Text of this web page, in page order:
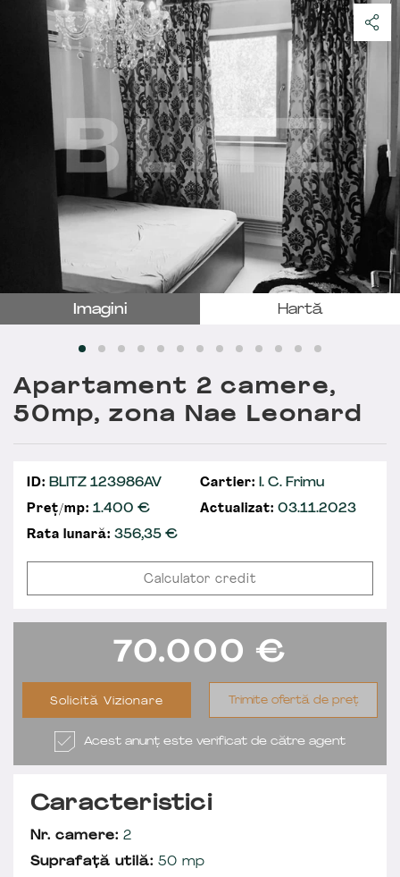
Imagini Hartă
Apartament 2 camere,
50mp, zona Nae Leonard
ID: BLITZ 123986AV Cartier: I. C. Frimu
Preț/mp: 1.400 € Actualizat: 03.11.2023
Rata lunară: 356,35€
Calculator credit
70.000 €
Solicită Vizionare Trimite ofertă de preț
Acest anunț este verificat de către agent
Caracteristici
Nr. camere: 2
Suprafață utilă: 50 mp